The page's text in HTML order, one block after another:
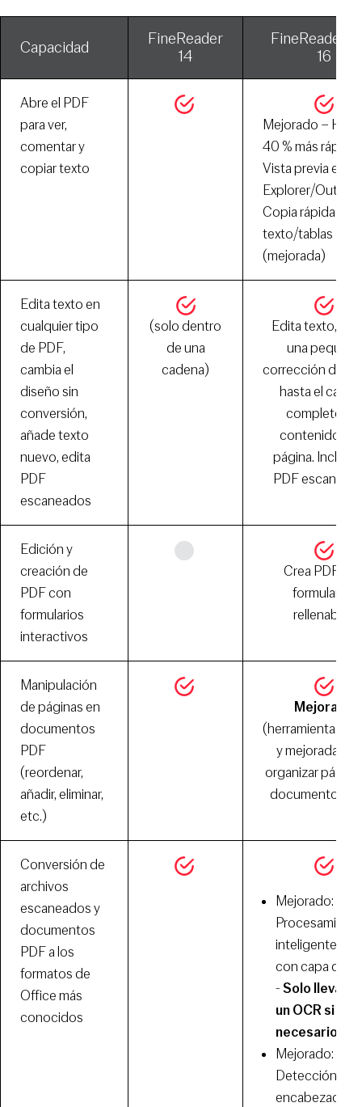
Capacidad
FineReader
14
FineReader
16
Abre el PDF
para ver,
comentar y
copiar texto
Mejorado –
40 % más rápido
Vista previa en
Explorer/Outlook
Copia rápida de
texto/tablas
(mejorada)
Edita texto en
cualquier tipo
de PDF,
cambia el
diseño sin
conversión,
añade texto
nuevo, edita
PDF
escaneados
(solo dentro
de una
cadena)
Edita texto,
una pequeña
corrección de
hasta el
completo del
contenido de
página. Incluso
PDF
Edición y
creación de
PDF con
formularios
interactivos
Crea PDF
formularios
rellenables
Manipulación
de páginas en
documentos
PDF
(reordenar,
añadir, eliminar,
etc.)
Mejorado
(herramientas
y mejoradas
organizar
documentos
Conversión de
archivos
escaneados y
documentos
PDF a los
formatos de
Office más
conocidos
Mejorado:
inteligente de
con capa de
-Solo lleva a
un OCR si es
necesario
Mejorado:
Detección de
encabezados